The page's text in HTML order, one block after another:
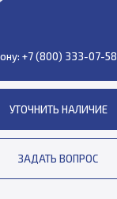
+7 (800) 333-07-58
УТОЧНИТЬ НАЛИЧИЕ
ЗАДАТЬ ВОПРОС